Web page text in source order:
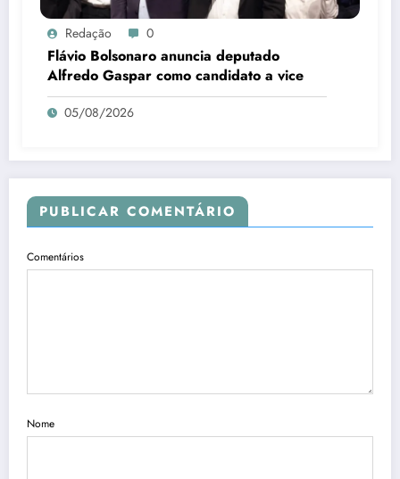
Redação 0
Flávio Bolsonaro anuncia deputado
Alfredo Gaspar como candidato a vice
05/08/2026
PUBLICAR COMENTÁRIO
Comentários
Nome